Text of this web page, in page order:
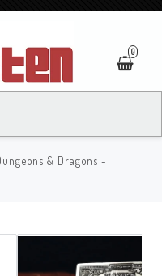
0
& Dragons -